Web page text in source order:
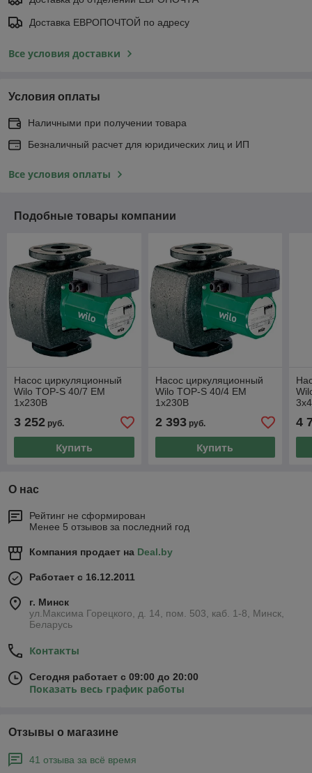
Доставка ЕВРОПОЧТОЙ по адресу
Все условия доставки
Условия оплаты
Наличными при получении товара
Безналичный расчет для юридических лиц и ИП
Все условия оплаты
Подобные товары компании
Насос циркуляционный
Wilo TOP-S 40/7 EM
1х230В
3 252 руб.
Купить
Насос циркуляционный
Wilo TOP-S 40/4 EM
1х230В
2 393руб.
Купить
4
О нас
Рейтинг не сформирован
Менее 5 отзывов за последний год
Компания продает на Deal.by
Работает с 16.12.2011
г. Минск
ул.Максима Горецкого, д. 14, пом. 503, каб. 1-8, Минск,
Беларусь
Контакты
Сегодня работает с 09:00 до 20:00
Показать весь график работы
Отзывы о магазине
41 отзыва за всё время